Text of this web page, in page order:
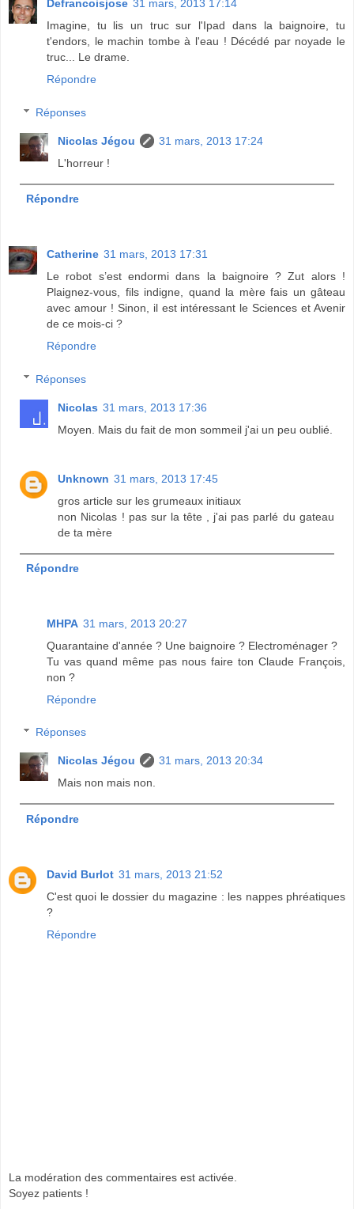
Defrancoisjose 31 mars, 2013 17:14
Imagine, tu lis un truc sur l'Ipad dans la baignoire, tu
t'endors, le machin tombe à l'eau ! Décédé par noyade le
truc... Le drame.
Répondre
Réponses
Nicolas Jégou
31 mars, 2013 17:24
L'horreur !
Répondre
Catherine 31 mars, 2013 17:31
Le robot s’est endormi dans la baignoire ? Zut alors !
Plaignez-vous, fils indigne, quand la mère fais un gâteau
avec amour ! Sinon, il est intéressant le Sciences et Avenir
de ce mois-ci ?
Répondre
Réponses
Nicolas 31 mars, 2013 17:36
Moyen. Mais du fait de mon sommeil j'ai un peu oublié.
Unknown 31 mars, 2013 17:45
gros article sur les grumeaux initiaux
non Nicolas ! pas sur la tête , j'ai pas parlé du gateau
de ta mère
Répondre
MHPA 31 mars, 2013 20:27
Quarantaine d'année ? Une baignoire ? Electroménager ?
Tu vas quand même pas nous faire ton Claude François,
non ?
Répondre
Réponses
Nicolas Jégou
31 mars, 2013 20:34
Mais non mais non.
Répondre
David Burlot 31 mars, 2013 21:52
C'est quoi le dossier du magazine : les nappes phréatiques
?
Répondre
La modération des commentaires est activée.
Soyez patients !